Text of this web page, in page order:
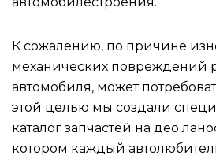
К сожалению, по причине
механических повреждений
автомобиля, может
этой целью мы создали
каталог запчастей на део
котором каждый